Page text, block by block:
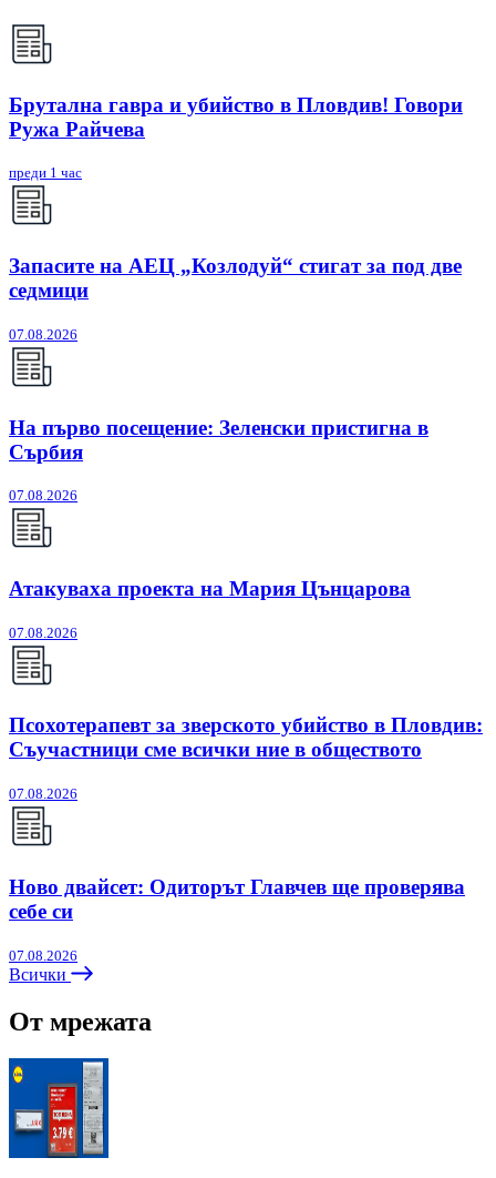
Брутална гавра и убийство в Пловдив! Говори
Ружа Райчева
преди 1 час
Запасите на АЕЦ „Козлодуй“ стигат за под две
седмици
07.08.2026
На първо посещение: Зеленски пристигна в
Сърбия
07.08.2026
Атакуваха проекта на Мария Цънцарова
07.08.2026
Псохотерапевт за зверското убийство в Пловдив:
Съучастници сме всички ние в обществото
07.08.2026
Ново двайсет: Одиторът Главчев ще проверява
себе си
07.08.2026
Всички
От мрежата